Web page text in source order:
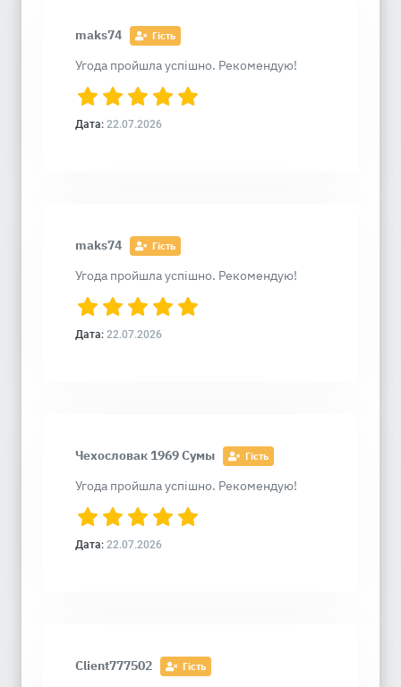
maks74 Гість
Угода пройшла успішно. Рекомендую!
Дата: 22.07.2026
maks74 Гість
Угода пройшла успішно. Рекомендую!
Дата: 22.07.2026
Чехословак 1969 Сумы Гість
Угода пройшла успішно. Рекомендую!
Дата: 22.07.2026
Client777502 Гість